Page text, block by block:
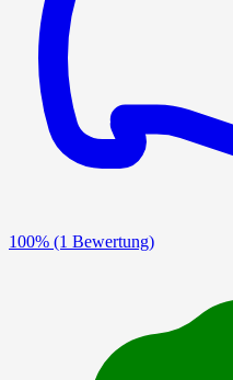
100% (1 Bewertung)